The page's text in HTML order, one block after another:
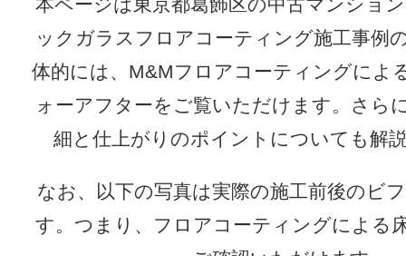
ックガラスフロアコーティング施工事例
体的には、M&Mフロアコーティングによ
ォーアフターをご覧いただけます。さら
細と仕上がりのポイントについても解
なお、以下の写真は実際の施工前後のビ
す。つまり、フロアコーティングによる